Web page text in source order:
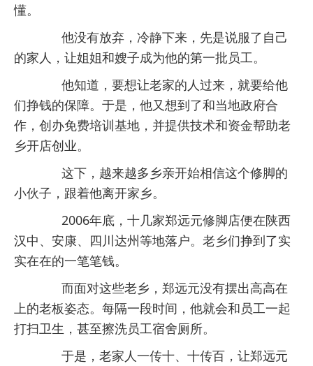
懂。
他没有放弃，冷静下来，先是说服了自己
的家人，让姐姐和嫂子成为他的第一批员工。
他知道，要想让老家的人过来，就要给他
们挣钱的保障。于是，他又想到了和当地政府合
作，创办免费培训基地，并提供技术和资金帮助老
乡开店创业。
这下，越来越多乡亲开始相信这个修脚的
小伙子，跟着他离开家乡。
2006年底，十几家郑远元修脚店便在陕西
汉中、安康、四川达州等地落户。老乡们挣到了实
实在在的一笔笔钱。
而面对这些老乡，郑远元没有摆出高高在
上的老板姿态。每隔一段时间，他就会和员工一起
打扫卫生，甚至擦洗员工宿舍厕所。
于是，老家人一传十、十传百，让郑远元